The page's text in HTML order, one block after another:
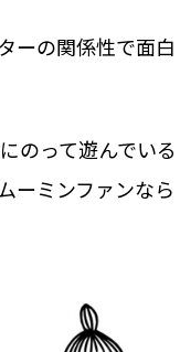
ーの関係性で面白
のって遊んでいる
ーミンファンなら